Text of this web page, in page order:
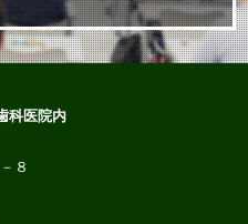
科医院内
８